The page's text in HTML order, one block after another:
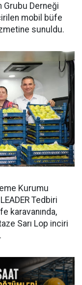
Grubu Derneği
mobil büfe
sunuldu.
Kurumu
Tedbiri
karavanında,
Sarı Lop inciri